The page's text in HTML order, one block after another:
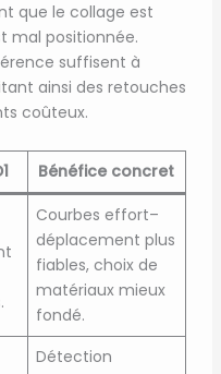
que le collage est
mal positionnée.
suffisent à
ainsi des retouches
coûteux.
Bénéfice concret
Courbes effort–
déplacement plus
fiables, choix de
matériaux mieux
fondé.
Détection